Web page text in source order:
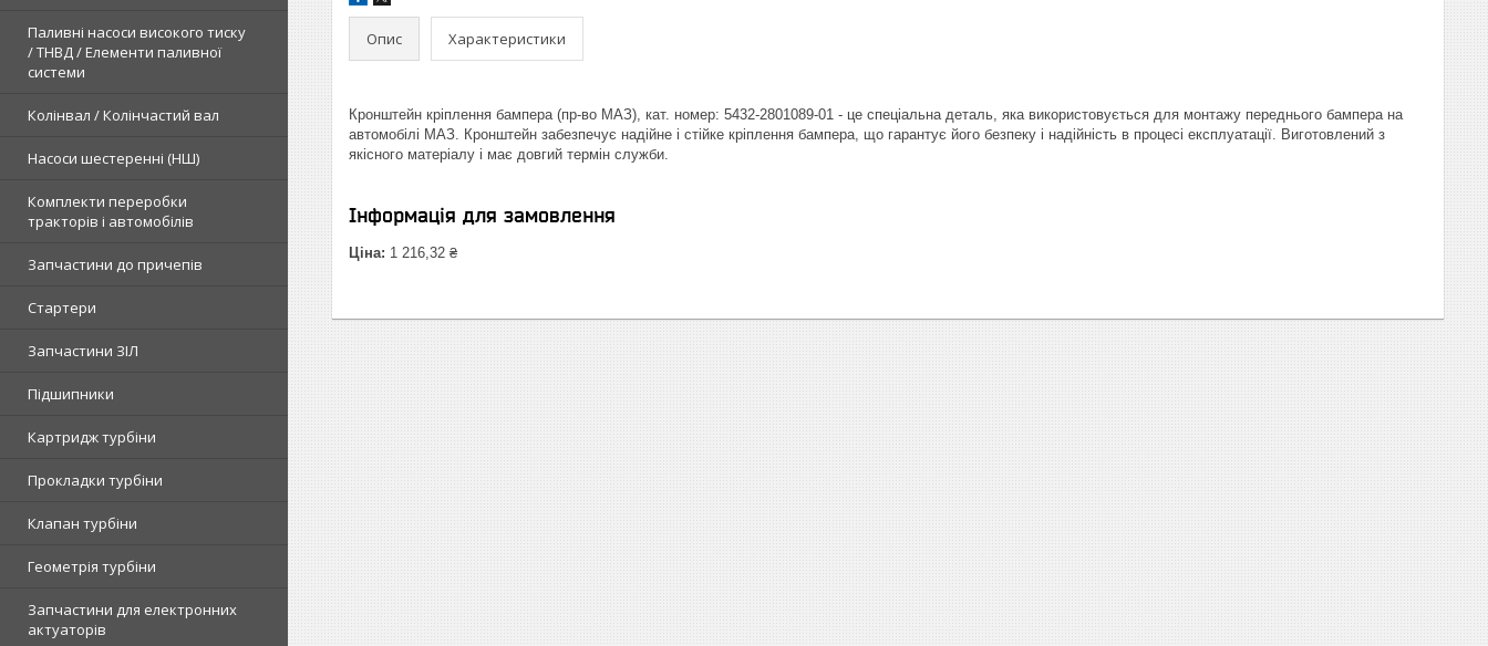
Паливні насоси високого тиску
/ ТНВД / Елементи паливної
системи
Колінвал / Колінчастий вал
Насоси шестеренні (НШ)
Комплекти переробки
тракторів і автомобілів
Запчастини до причепів
Стартери
Запчастини ЗІЛ
Підшипники
Картридж турбіни
Прокладки турбіни
Клапан турбіни
Геометрія турбіни
Запчастини для електронних
актуаторів
Опис Характеристики
Кронштейн кріплення бампера (пр-во МАЗ), кат. номер: 5432-2801089-01 - це спеціальна деталь, яка використовується для монтажу переднього бампера на
автомобілі МАЗ. Кронштейн забезпечує надійне і стійке кріплення бампера, що гарантує його безпеку і надійність в процесі експлуатації. Виготовлений з
якісного матеріалу і має довгий термін служби.
Інформація для замовлення
Ціна: 1 216,32 ₴